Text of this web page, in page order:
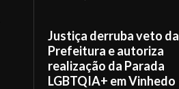
Justiça derruba veto da
Prefeitura e autoriza
realização da Parada
LGBTQIA+ em Vinhedo